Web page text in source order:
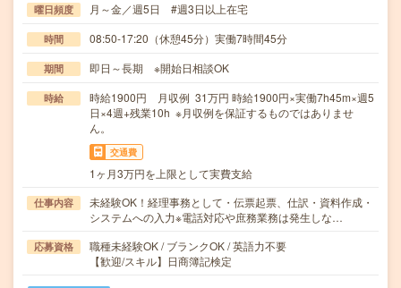
曜日頻度 月～金／週5日 #週3日以上在宅
時間 08:50-17:20（休憩45分）実働7時間45分
期間 即日～長期 ※開始日相談OK
時給
時給1900円 月収例 31万円 時給1900円×実働7h45m×週5
日×4週+残業10h ※月収例を保証するものではありませ
ん。
交通費
1ヶ月3万円を上限として実費支給
仕事内容
未経験OK！経理事務として・伝票起票、仕訳・資料作成・
システムへの入力※電話対応や庶務業務は発生しな…
応募資格
職種未経験OK / ブランクOK / 英語力不要
【歓迎/スキル】日商簿記検定